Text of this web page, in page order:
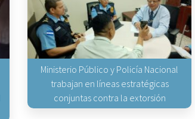
Ministerio Público y Policía Nacional
trabajan en líneas estratégicas
conjuntas contra la extorsión